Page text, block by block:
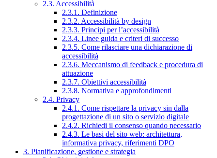
2.3. Accessibilità
2.3.1. Definizione
2.3.2. Accessibilità by design
2.3.3. Principi per l’accessibilità
2.3.4. Linee guida e criteri di successo
2.3.5. Come rilasciare una dichiarazione di
accessibilità
2.3.6. Meccanismo di feedback e procedura di
attuazione
2.3.7. Obiettivi accessibilità
2.3.8. Normativa e approfondimenti
2.4. Privacy
2.4.1. Come rispettare la privacy sin dalla
progettazione di un sito o servizio digitale
2.4.2. Richiedi il consenso quando necessario
2.4.3. Le basi del sito web: architettura,
informativa privacy, riferimenti DPO
3. Pianificazione, gestione e strategia